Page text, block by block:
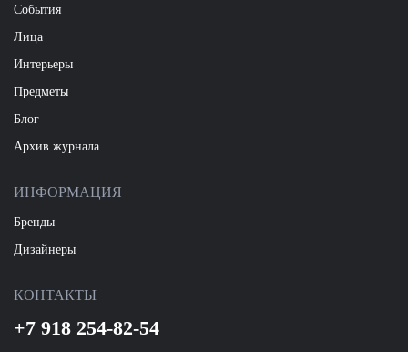
События
Лица
Интерьеры
Предметы
Блог
Архив журнала
ИНФОРМАЦИЯ
Бренды
Дизайнеры
КОНТАКТЫ
+7 918 254-82-54